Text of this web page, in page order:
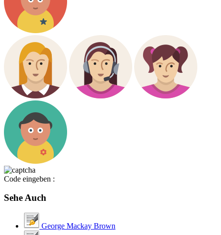
Code eingeben :
Sehe Auch
George Mackay Brown